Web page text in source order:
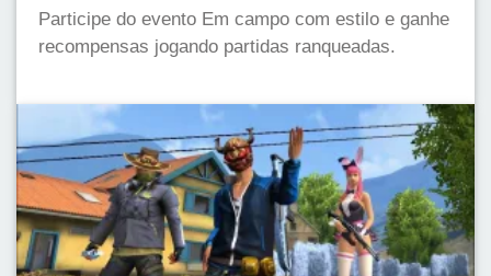
Participe do evento Em campo com estilo e ganhe
recompensas jogando partidas ranqueadas.